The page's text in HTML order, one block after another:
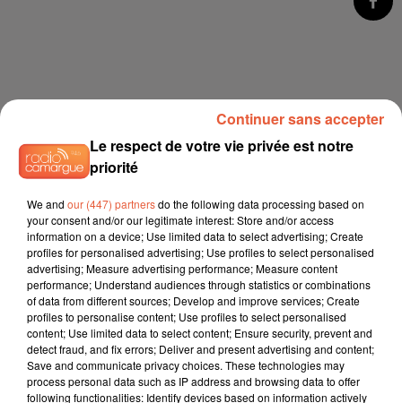
Le respect de votre vie privée est notre
priorité
We and our (447) partnersdo the following data processing based on
your consent and/or our legitimate interest: Store and/or access
information on a device; Use limited data to select advertising; Create
profiles for personalised advertising; Use profiles to select personalised
advertising; Measure advertising performance; Measure content
performance; Understand audiences through statistics or combinations
of data from different sources; Develop and improve services; Create
profiles to personalise content; Use profiles to select personalised
content; Use limited data to select content; Ensure security, prevent and
detect fraud, and fix errors; Deliver and present advertising and content;
Save and communicate privacy choices. These technologies may
process personal data such as IP address and browsing data to offer
following functionalities: Identify devices based on information actively
Continuer sans accepter